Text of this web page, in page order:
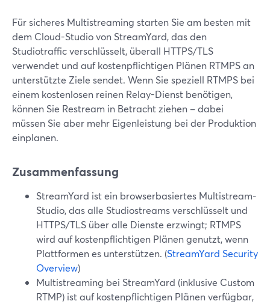
Für sicheres Multistreaming starten Sie am besten mit
dem Cloud-Studio von StreamYard, das den
Studiotraffic verschlüsselt, überall HTTPS/TLS
verwendet und auf kostenpflichtigen Plänen RTMPS an
unterstützte Ziele sendet. Wenn Sie speziell RTMPS bei
einem kostenlosen reinen Relay-Dienst benötigen,
können Sie Restream in Betracht ziehen – dabei
müssen Sie aber mehr Eigenleistung bei der Produktion
einplanen.
Zusammenfassung
StreamYard ist ein browserbasiertes Multistream-
Studio, das alle Studiostreams verschlüsselt und
HTTPS/TLS über alle Dienste erzwingt; RTMPS
wird auf kostenpflichtigen Plänen genutzt, wenn
Plattformen es unterstützen. (StreamYard Security
Overview)
Multistreaming bei StreamYard (inklusive Custom
RTMP) ist auf kostenpflichtigen Plänen verfügbar,